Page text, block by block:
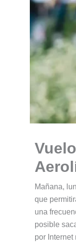
Mañana,
que
una
posible
por